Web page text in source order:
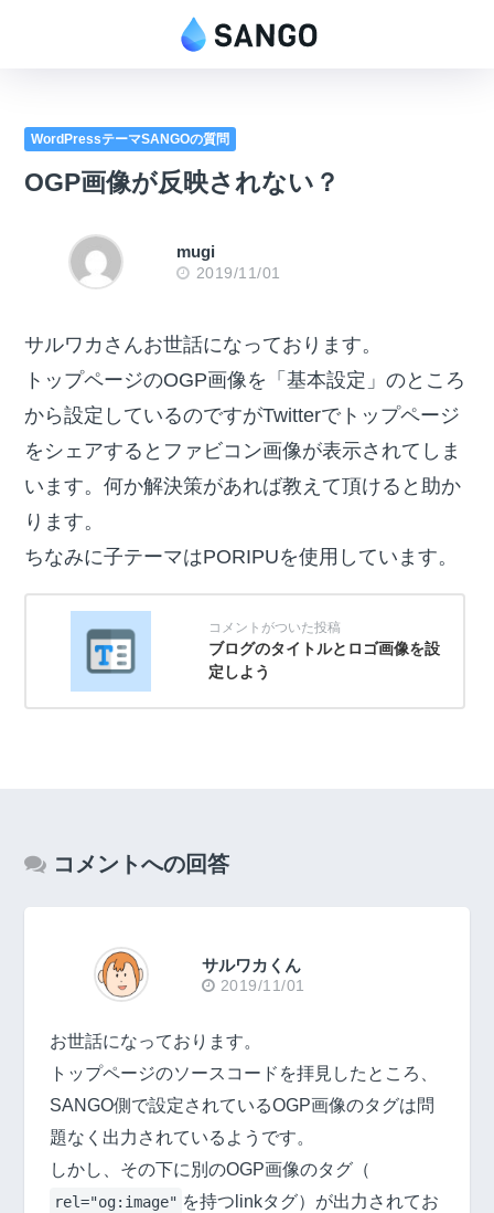
WordPressテーマSANGOの質問
OGP画像が反映されない？
mugi
2019/11/01
サルワカさんお世話になっております。
トップページのOGP画像を「基本設定」のところ
から設定しているのですがTwitterでトップページ
をシェアするとファビコン画像が表示されてしま
います。何か解決策があれば教えて頂けると助か
ります。
ちなみに子テーマはPORIPUを使用しています。
ブログのタイトルとロゴ画像を設
定しよう
コメントへの回答
サルワカくん
2019/11/01
お世話になっております。
トップページのソースコードを拝見したところ、
SANGO側で設定されているOGP画像のタグは問
題なく出力されているようです。
しかし、その下に別のOGP画像のタグ（
rel="og:image" を持つlinkタグ）が出力されてお